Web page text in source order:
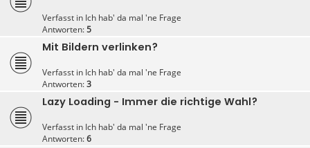
Verfasst in Ich hab' da mal 'ne Frage
Antworten:5
Mit Bildern verlinken?
Verfasst in Ich hab' da mal 'ne Frage
Antworten:3
Lazy Loading - Immer die richtige Wahl?
Verfasst in Ich hab' da mal 'ne Frage
Antworten:6